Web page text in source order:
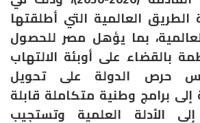
الطريق العالمية التي أطلقتها
بما يؤهل مصر للحصول
بالقضاء على أوبئة الالتهاب
حرص الدولة على تحويل
إلى برامج وطنية متكاملة قابلة
الأدلة العلمية وتستجيب